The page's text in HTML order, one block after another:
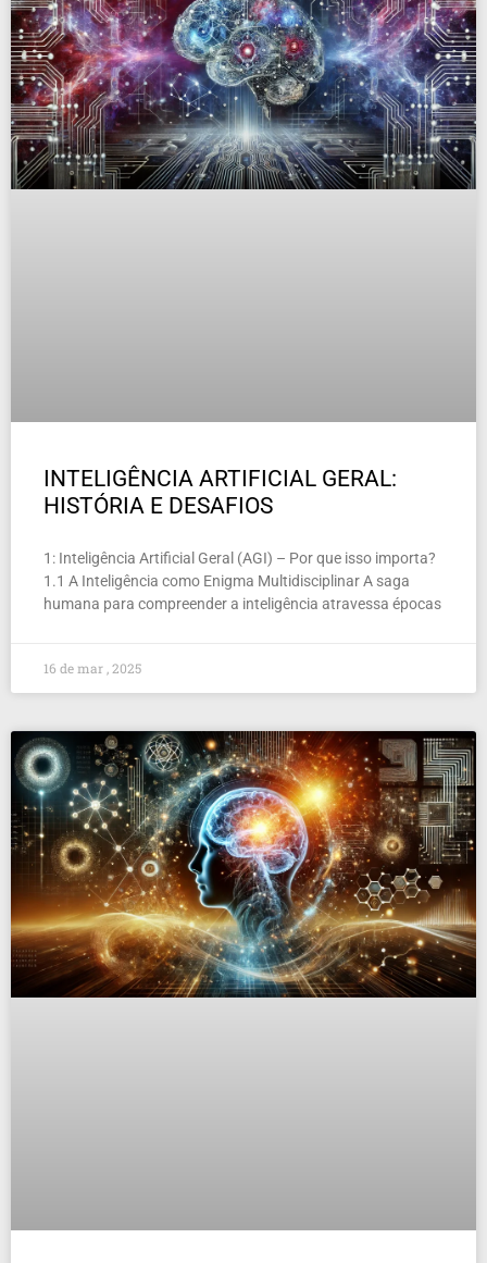
INTELIGÊNCIA ARTIFICIAL GERAL:
HISTÓRIA E DESAFIOS
1: Inteligência Artificial Geral (AGI) – Por que isso importa?
1.1 A Inteligência como Enigma Multidisciplinar A saga
humana para compreender a inteligência atravessa épocas
16 de mar , 2025